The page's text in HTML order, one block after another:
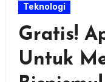
Teknologi
Gratis!
Untuk